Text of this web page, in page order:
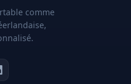
comme